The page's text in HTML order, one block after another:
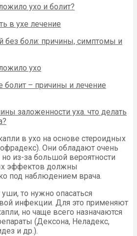
в ухо на основе стероидных
Они обладают очень
из-за большой вероятности
эффектов должны
под наблюдением врача.
уши, то нужно опасаться
инфекции. Для это применяют
но чаще всего назначаются
(Дексона, Неладекс,
и др.).